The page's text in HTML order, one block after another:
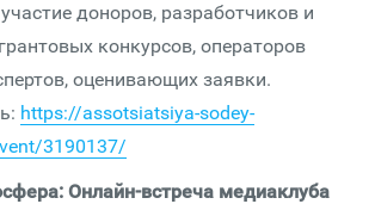
доноров, разработчиков и
конкурсов, операторов
оценивающих заявки.
https://assotsiatsiya-sodey-
3190137/
Онлайн-встреча медиаклуба